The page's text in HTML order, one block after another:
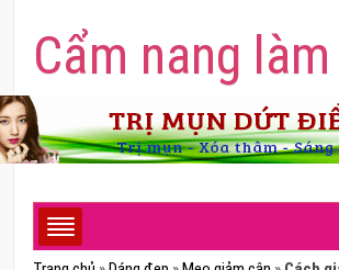
Cẩm nang